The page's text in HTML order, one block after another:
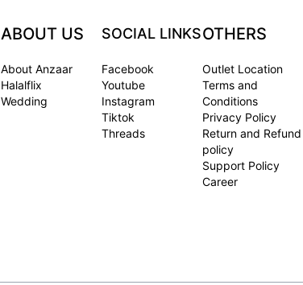
ABOUT US
About Anzaar
Halalflix
Wedding
SOCIAL LINKS
Facebook
Youtube
Instagram
Tiktok
Threads
OTHERS
Outlet Location
Terms and
Conditions
Privacy Policy
Return and Refund
policy
Support Policy
Career